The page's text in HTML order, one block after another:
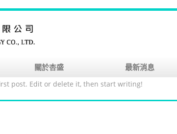
關於杏盛 最新消息
post. Edit or delete it, then start writing!